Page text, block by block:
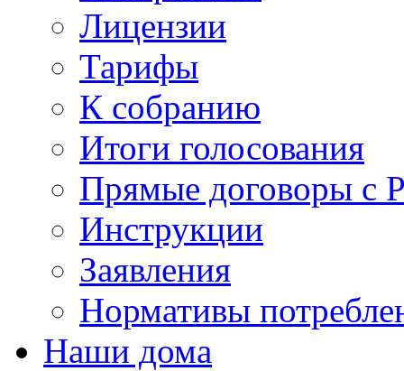
Лицензии
Тарифы
К собранию
Итоги голосования
Прямые договоры с
Инструкции
Заявления
Нормативы
Наши дома